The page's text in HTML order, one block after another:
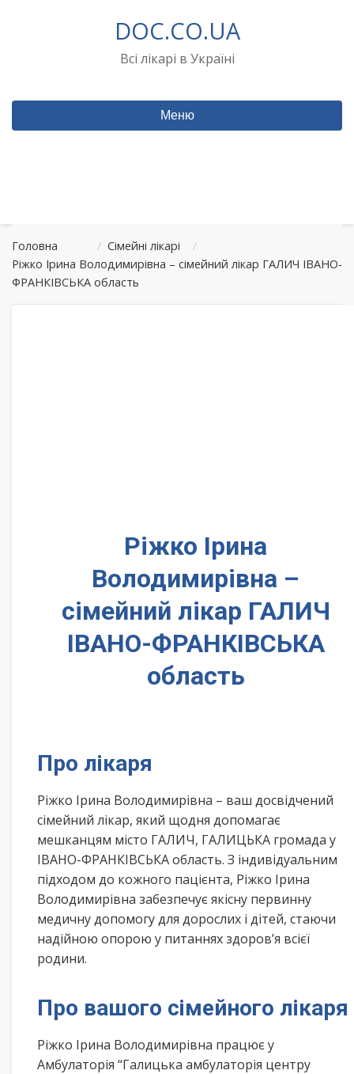
DOC.CO.UA
Всі лікарі в Україні
Меню
Головна / Сімейні лікарі
/
Ріжко Ірина Володимирівна – сімейний лікар ГАЛИЧ ІВАНО-
ФРАНКІВСЬКА область
Ріжко Ірина
Володимирівна –
сімейний лікар ГАЛИЧ
ІВАНО-ФРАНКІВСЬКА
область
Про лікаря
Ріжко Ірина Володимирівна – ваш досвідчений
сімейний лікар, який щодня допомагає
мешканцям місто ГАЛИЧ, ГАЛИЦЬКА громада у
ІВАНО-ФРАНКІВСЬКА область. З індивідуальним
підходом до кожного пацієнта, Ріжко Ірина
Володимирівна забезпечує якісну первинну
медичну допомогу для дорослих і дітей, стаючи
надійною опорою у питаннях здоров’я всієї
родини.
Про вашого сімейного лікаря
Ріжко Ірина Володимирівна працює у
Амбулаторія “Галицька амбулаторія центру